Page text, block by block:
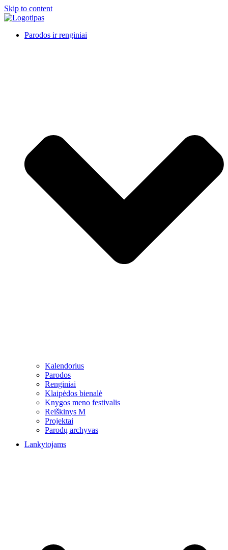
Skip to content
Parodos ir renginiai
Kalendorius
Parodos
Renginiai
Klaipėdos bienalė
Knygos meno festivalis
Reiškinys M
Projektai
Parodų archyvas
Lankytojams